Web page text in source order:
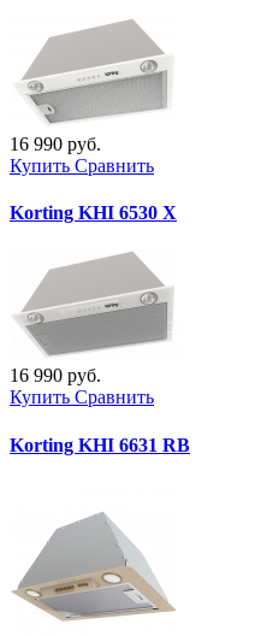
16 990 руб.
Купить Сравнить
Korting KHI 6530 X
16 990 руб.
Купить Сравнить
Korting KHI 6631 RB